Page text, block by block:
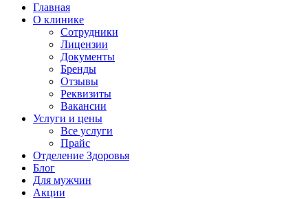
Главная
О клинике
Сотрудники
Лицензии
Документы
Бренды
Отзывы
Реквизиты
Вакансии
Услуги и цены
Все услуги
Прайс
Отделение Здоровья
Блог
Для мужчин
Акции